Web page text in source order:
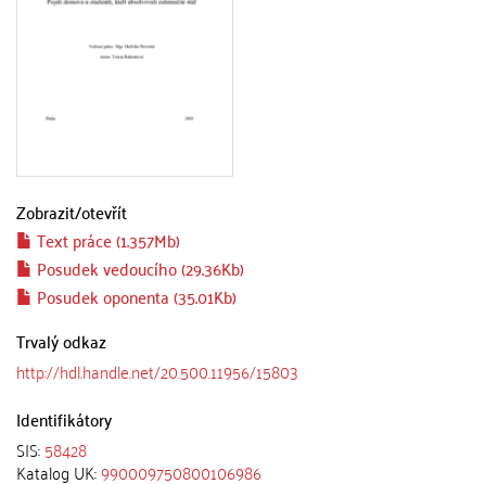
Zobrazit/otevřít
Text práce (1.357Mb)
Posudek vedoucího (29.36Kb)
Posudek oponenta (35.01Kb)
Trvalý odkaz
http://hdl.handle.net/20.500.11956/15803
Identifikátory
SIS:58428
Katalog UK:990009750800106986